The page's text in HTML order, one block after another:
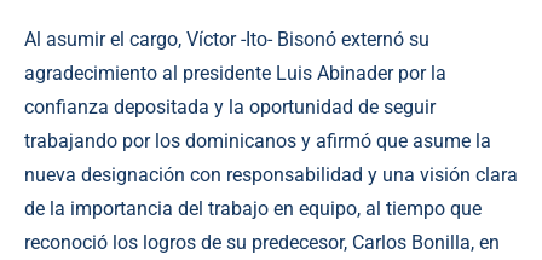
Al asumir el cargo, Víctor -Ito- Bisonó externó su
agradecimiento al presidente Luis Abinader por la
confianza depositada y la oportunidad de seguir
trabajando por los dominicanos y afirmó que asume la
nueva designación con responsabilidad y una visión clara
de la importancia del trabajo en equipo, al tiempo que
reconoció los logros de su predecesor, Carlos Bonilla, en